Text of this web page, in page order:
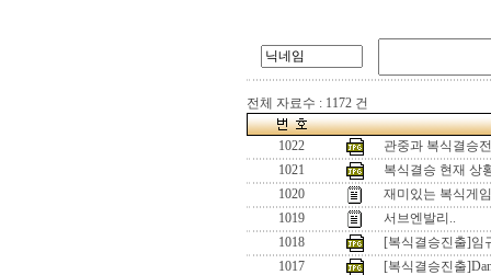
전체 자료수 : 1172 건
1022
관중과 복식결승전
1021
복식결승 현재 상
1020
재미있는 복식게임
1019
서브엔발리..
1018
[복식결승진출]임
1017
[복식결승진출